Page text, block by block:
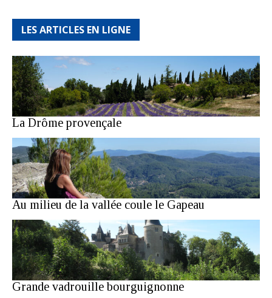
LES ARTICLES EN LIGNE
La Drôme provençale
Au milieu de la vallée coule le Gapeau
Grande vadrouille bourguignonne